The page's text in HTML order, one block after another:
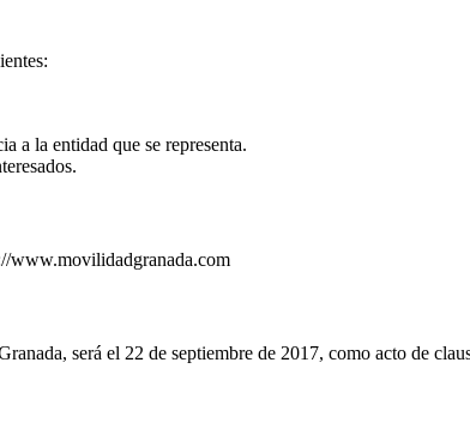
a la entidad que se representa.
www.movilidadgranada.com
será el 22 de septiembre de 2017, como acto de